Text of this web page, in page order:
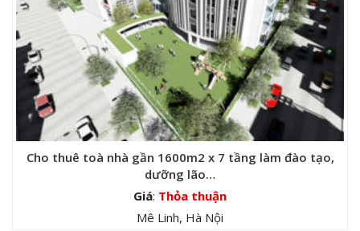
Cho thuê toà nhà gần 1600m2 x 7 tầng làm đào tạo,
dưỡng lão…
Giá: Thỏa thuận
Mê Linh, Hà Nội